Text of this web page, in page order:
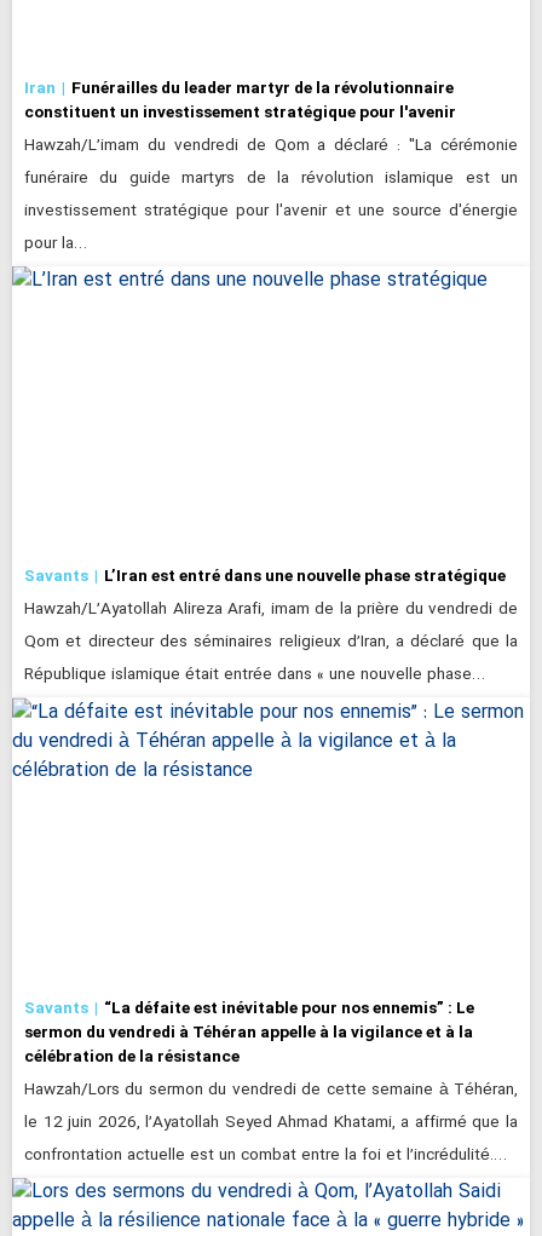
Iran
Funérailles du leader martyr de la révolutionnaire
constituent un investissement stratégique pour l'avenir
Hawzah/L’imam du vendredi de Qom a déclaré : "La cérémonie
funéraire du guide martyrs de la révolution islamique est un
investissement stratégique pour l'avenir et une source d'énergie
pour la…
Savants L’Iran est entré dans une nouvelle phase stratégique
Hawzah/L’Ayatollah Alireza Arafi, imam de la prière du vendredi de
Qom et directeur des séminaires religieux d’Iran, a déclaré que la
République islamique était entrée dans « une nouvelle phase…
Savants
“La défaite est inévitable pour nos ennemis” : Le
sermon du vendredi à Téhéran appelle à la vigilance et à la
célébration de la résistance
Hawzah/Lors du sermon du vendredi de cette semaine à Téhéran,
le 12 juin 2026, l’Ayatollah Seyed Ahmad Khatami, a affirmé que la
confrontation actuelle est un combat entre la foi et l’incrédulité.…